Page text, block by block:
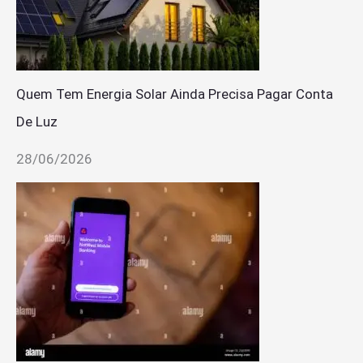
Quem Tem Energia Solar Ainda Precisa Pagar Conta
De Luz
28/06/2026